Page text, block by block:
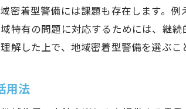
密着型警備には課題も存在します。
特有の問題に対応するためには、継
解した上で、地域密着型警備を選ぶこ
用法